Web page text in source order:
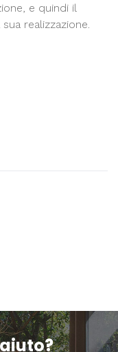
e quindi il
sua realizzazione.